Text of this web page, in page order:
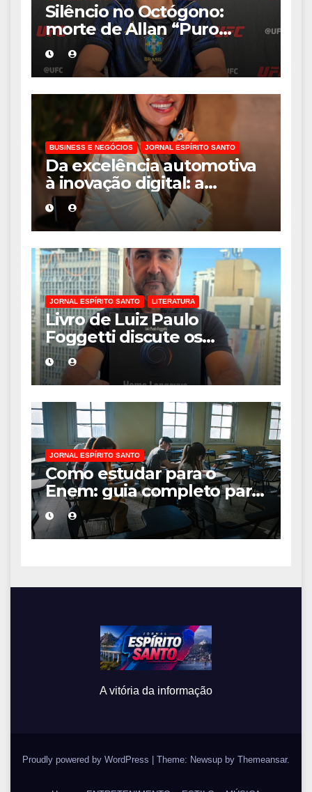
Silêncio no Octógono:
morte de Allan “Puro
Osso” interrompe
trajetória de destaque no
MMA aos 34 anos
BUSINESS E NEGÓCIOS JORNAL ESPÍRITO SANTO
Da excelência automotiva
à inovação digital: a
trajetória internacional da
empresária Adriene Silva
JORNAL ESPÍRITO SANTO LITERATURA
Livro de Luiz Paulo
Foggetti discute os
desafios de uma
sociedade onde viver até
aos 120 anos poderá ser
realidade
JORNAL ESPÍRITO SANTO
Como estudar para o
Enem: guia completo para
conquistar a vaga na
universidade
A vitória da informação
Proudly powered by WordPress | Theme: Newsup by Themeansar.